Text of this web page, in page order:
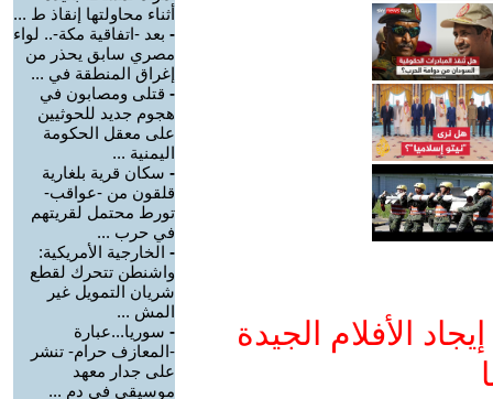
الأفلام الجيدة
أثناء محاولتها إنقاذ ط ...
- بعد -اتفاقية مكة-.. لواء
مصري سابق يحذر من
إغراق المنطقة في ...
- قتلى ومصابون في
هجوم جديد للحوثيين
على معقل الحكومة
اليمنية ...
- سكان قرية بلغارية
قلقون من -عواقب-
تورط محتمل لقريتهم
في حرب ...
- الخارجية الأمريكية:
واشنطن تتحرك لقطع
شريان التمويل غير
المش ...
- سوريا...عبارة
-المعازف حرام- تنشر
على جدار معهد
موسيقي في دم ...